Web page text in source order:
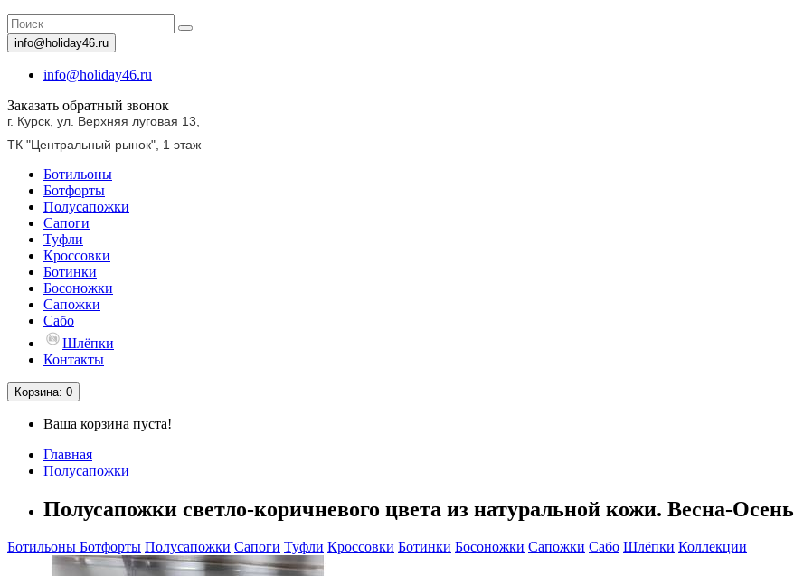
info@holiday46.ru
info@holiday46.ru
Заказать обратный звонок
г. Курск, ул. Верхняя луговая 13,
ТК "Центральный рынок", 1 этаж
Ботильоны
Ботфорты
Полусапожки
Сапоги
Туфли
Кроссовки
Ботинки
Босоножки
Сапожки
Сабо
Шлёпки
Контакты
Корзина: 0
Ваша корзина пуста!
Главная
Полусапожки
Полусапожки светло-коричневого цвета из натуральной кожи. Весна-Осень
Ботильоны Ботфорты Полусапожки Сапоги Туфли Кроссовки Ботинки Босоножки Сапожки Сабо Шлёпки Коллекции